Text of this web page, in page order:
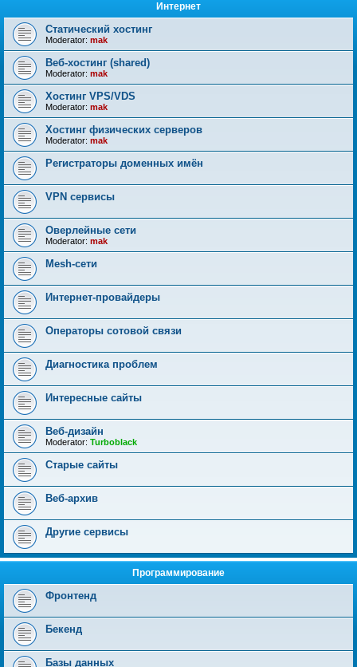
Интернет
Статический хостинг
Moderator: mak
Веб-хостинг (shared)
Moderator: mak
Хостинг VPS/VDS
Moderator: mak
Хостинг физических серверов
Moderator: mak
Регистраторы доменных имён
VPN сервисы
Оверлейные сети
Moderator: mak
Mesh-сети
Интернет-провайдеры
Операторы сотовой связи
Диагностика проблем
Интересные сайты
Веб-дизайн
Moderator: Turboblack
Старые сайты
Веб-архив
Другие сервисы
Программирование
Фронтенд
Бекенд
Базы данных